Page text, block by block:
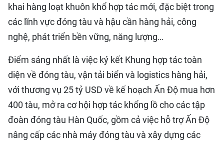
khai hàng loạt khuôn khổ hợp tác mới, đặc biệt trong
các lĩnh vực đóng tàu và hậu cần hàng hải, công
nghệ, phát triển bền vững, năng lượng…
Điểm sáng nhất là việc ký kết Khung hợp tác toàn
diện về đóng tàu, vận tải biển và logistics hàng hải,
với thương vụ 25 tỷ USD về kế hoạch Ấn Độ mua hơn
400 tàu, mở ra cơ hội hợp tác khổng lồ cho các tập
đoàn đóng tàu Hàn Quốc, gồm cả việc hỗ trợ Ấn Độ
nâng cấp các nhà máy đóng tàu và xây dựng các